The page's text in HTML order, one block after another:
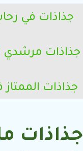
جذاذات في
جذاذات مرشدي
جذاذات الممتاز
جذاذات